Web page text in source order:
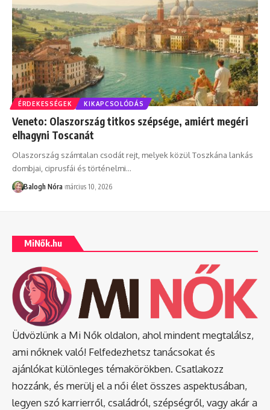
ÉRDEKESSÉGEK KIKAPCSOLÓDÁS
Veneto: Olaszország titkos szépsége, amiért megéri
elhagyni Toscanát
Olaszország számtalan csodát rejt, melyek közül Toszkána lankás
dombjai, ciprusfái és történelmi…
Balogh Nóra március 10, 2026
MiNők.hu
Üdvözlünk a Mi Nők oldalon, ahol mindent megtalálsz,
ami nőknek való! Felfedezhetsz tanácsokat és
ajánlókat különleges témakörökben. Csatlakozz
hozzánk, és merülj el a női élet összes aspektusában,
legyen szó karrierről, családról, szépségről, vagy akár a